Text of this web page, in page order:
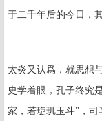
于二千年后的今日，
太炎又认爲，就思想
史学着眼，孔子终究
家，若琁玑玉斗”，司